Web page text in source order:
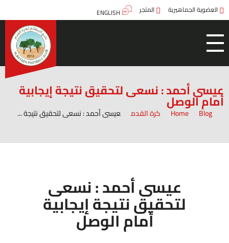
العضوية الجماهيرية المتجر ENGLISH
عيسى أحمد : نسعى لتحقيق نتيجة إيجابية
أمام الوصل
Home Blog كرة القدم عيسى أحمد : نسعى لتحقيق نتيجة ...
عيسى أحمد : نسعى
لتحقيق نتيجة إيجابية
أمام الوصل